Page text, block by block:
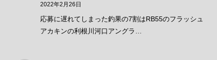
2022年2月26日
応募に遅れてしまった釣果の7割はRB55のフラッシュ
アカキンの利根川河口アングラ…